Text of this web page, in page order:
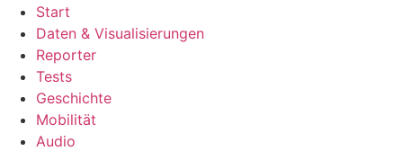
Start
Daten & Visualisierungen
Reporter
Tests
Geschichte
Mobilität
Audio